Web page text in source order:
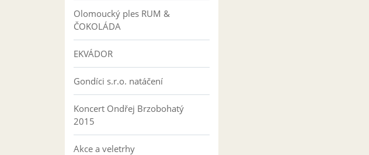
Olomoucký ples RUM &
ČOKOLÁDA
EKVÁDOR
Gondíci s.r.o. natáčení
Koncert Ondřej Brzobohatý
2015
Akce a veletrhy